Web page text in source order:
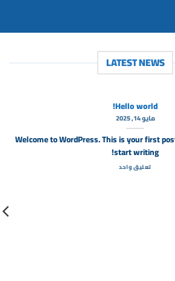
LATEST NEWS
Hello world!
مايو 14, 2025
Welcome to WordPress. This is your first
start writing!
تعليق واحد